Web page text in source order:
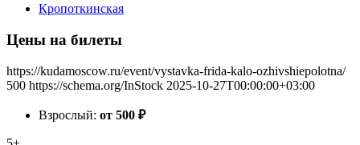
Кропоткинская
Цены на билеты
https://kudamoscow.ru/event/vystavka-frida-kalo-ozhivshiepolotna/
500 https://schema.org/InStock 2025-10-27T00:00:00+03:00
Взрослый: от 500 ₽